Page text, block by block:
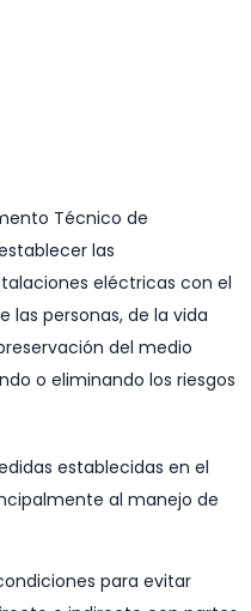
Técnico de
las
eléctricas con el
las personas, de la vida
del medio
o eliminando los riesgos
establecidas en el
al manejo de
para evitar